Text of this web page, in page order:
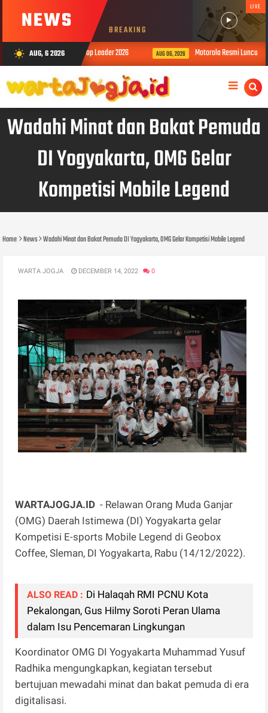
NEWS BREAKING
LIVE
wb_sunny AUG, 6 2026
Public Relations Top Leader 2026 AUG 06, 2026 Motorola Resmi Luncurkan
Wadahi Minat dan Bakat Pemuda
DI Yogyakarta, OMG Gelar
Kompetisi Mobile Legend
Home News Wadahi Minat dan Bakat Pemuda DI Yogyakarta, OMG Gelar Kompetisi Mobile Legend
WARTA JOGJA DECEMBER 14, 2022 0
WARTAJOGJA.ID - Relawan Orang Muda Ganjar
(OMG) Daerah Istimewa (DI) Yogyakarta gelar
Kompetisi E-sports Mobile Legend di Geobox
Coffee, Sleman, DI Yogyakarta, Rabu (14/12/2022).
ALSO READ : Di Halaqah RMI PCNU Kota
Pekalongan, Gus Hilmy Soroti Peran Ulama
dalam Isu Pencemaran Lingkungan
Koordinator OMG DI Yogyakarta Muhammad Yusuf
Radhika mengungkapkan, kegiatan tersebut
bertujuan mewadahi minat dan bakat pemuda di era
digitalisasi.